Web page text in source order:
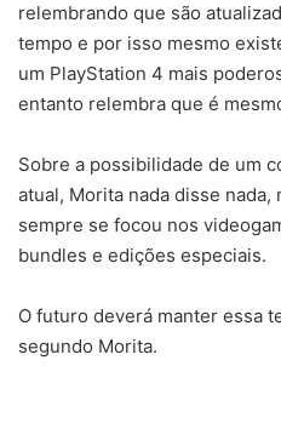
relembrando que são
tempo e por isso mesmo
um PlayStation 4 mais
entanto relembra que é
Sobre a possibilidade de um
atual, Morita nada disse
sempre se focou nos
bundles e edições especiais.
O futuro deverá manter essa
segundo Morita.